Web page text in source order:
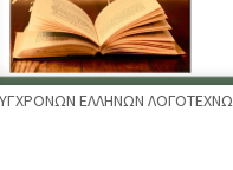
ΕΛΛΗΝΩΝ